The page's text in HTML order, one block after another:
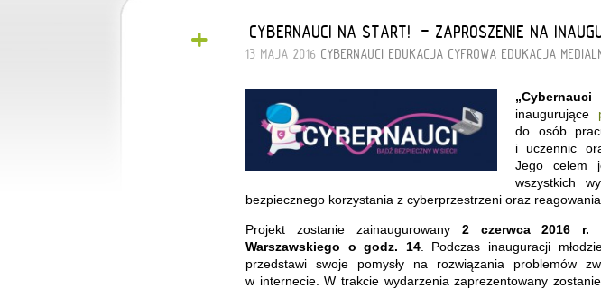
+ „CYBERNAUCI NA START!” - ZAPROSZENIE NA
13 MAJA 2016 CYBERNAUCI EDUKACJA CYFROWA EDUKACJA
inaugurujące
do osób
i uczennic
Jego celem
wszystkich
bezpiecznego korzystania z cyberprzestrzeni oraz
Projekt zostanie zainaugurowany2 czerwca 2016 r.
Warszawskiego o godz. 14. Podczas inauguracji
przedstawi swoje pomysły na rozwiązania problemów
w internecie. W trakcie wydarzenia zaprezentowany